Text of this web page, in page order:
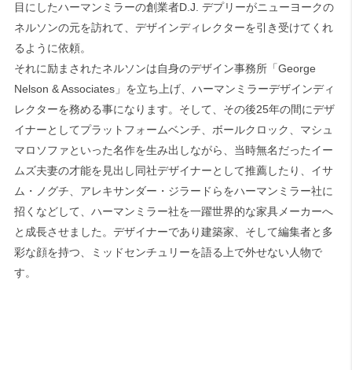
目にしたハーマンミラーの創業者D.J. デプリーがニューヨークの
ネルソンの元を訪れて、デザインディレクターを引き受けてくれ
るように依頼。
それに励まされたネルソンは自身のデザイン事務所「George
Nelson & Associates」を立ち上げ、ハーマンミラーデザインディ
レクターを務める事になります。そして、その後25年の間にデザ
イナーとしてプラットフォームベンチ、ボールクロック、マシュ
マロソファといった名作を生み出しながら、当時無名だったイー
ムズ夫妻の才能を見出し同社デザイナーとして推薦したり、イサ
ム・ノグチ、アレキサンダー・ジラードらをハーマンミラー社に
招くなどして、ハーマンミラー社を一躍世界的な家具メーカーへ
と成長させました。デザイナーであり建築家、そして編集者と多
彩な顔を持つ、ミッドセンチュリーを語る上で外せない人物で
す。